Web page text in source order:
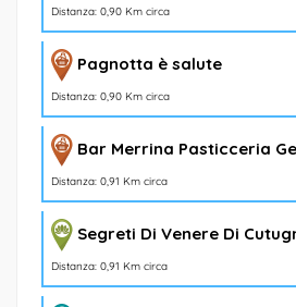
Distanza: 0,90 Km circa
Pagnotta è salute
Distanza: 0,90 Km circa
Bar Merrina Pasticceria
Distanza: 0,91 Km circa
Segreti Di Venere Di
Distanza: 0,91 Km circa